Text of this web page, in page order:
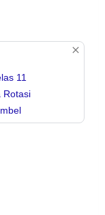
11
Rotasi